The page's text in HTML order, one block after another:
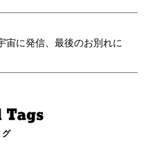
宙に発信、最後のお別れに
グ